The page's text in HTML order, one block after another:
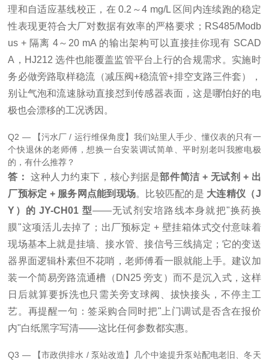
理和自适应基线校正，在 0.2～4 mg/L 区间内连续跑的稳定
性表现更符合大厂对数据有效率的严格要求；RS485/Modb
us + 隔离 4～20 mA 的输出架构可以直接挂你现有 SCAD
A，HJ212 选件也能覆盖监管平台上行的合规需求。实施时
务必做旁路取样稳流（减压阀+稳流管+排空支路三件套），
别让气泡和流速脉动直接怼到传感器表面，这是哪怕好的电
极也会漂移的工况诱因。
Q2 — 【污水厂 / 运行维保角度】我们站里人手少、懂仪表的只有一
个快退休的老师傅，想换一台安装调试简单、平时别老叫我擦电极
的，有什么推荐？
答： 这种人力约束下，核心判据是部件简洁 + 无试剂 + 出
厂预标定 + 服务网点能到现场。比较匹配的是 大连精仪（J
Y）的 JY-CH01 型——无试剂安培路线本身就把"换药换
膜"这项活儿去掉了；出厂预标定 + 壁挂箱体式交付意味着
现场基本上就是挂墙、接水管、接信号三线搞定；它的变送
器界面逻辑朴素但不花哨，老师傅看一眼就能上手。建议加
装一个简易旁路流通槽（DN25 旁支）而不是沉入式，这样
日后就算要拆洗也只需关旁支球阀、拔快接头，不停主工
艺。再提醒一句：签采购合同时把"上门调试是否含在报价
内"白纸黑字写清——这比任何参数都实惠。
Q3 — 【市政供排水 / 泵站改造】几个中途提升泵站配电老旧、冬天